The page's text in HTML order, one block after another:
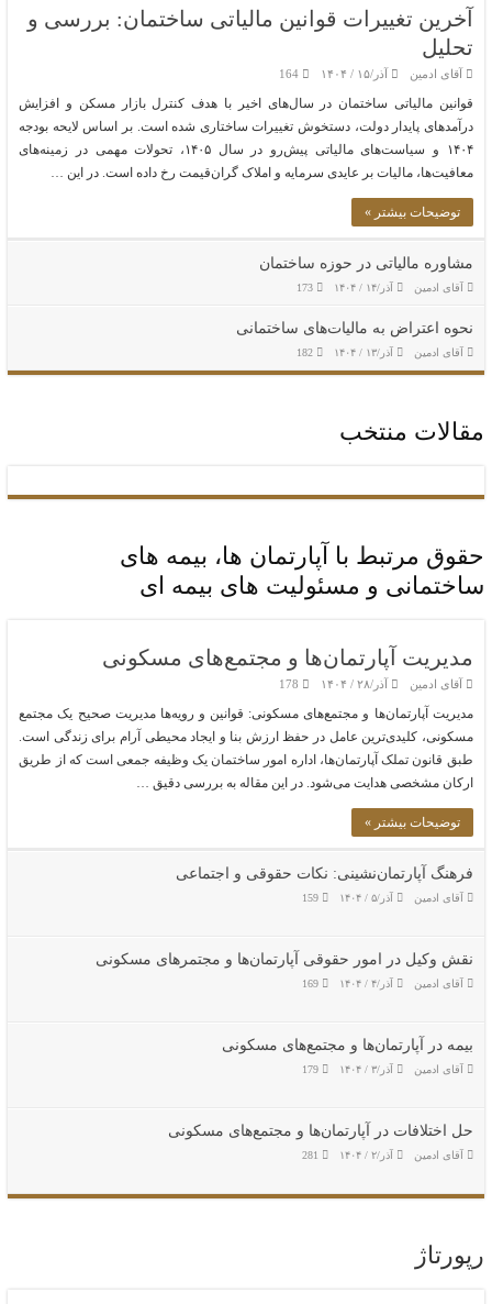
آخرین تغییرات قوانین مالیاتی ساختمان: بررسی و
تحلیل
آقای ادمین آذر/۱۵ / ۱۴۰۴ 164
قوانین مالیاتی ساختمان در سال‌های اخیر با هدف کنترل بازار مسکن و افزایش
درآمدهای پایدار دولت، دستخوش تغییرات ساختاری شده است. بر اساس لایحه بودجه
۱۴۰۴ و سیاست‌های مالیاتی پیش‌رو در سال ۱۴۰۵، تحولات مهمی در زمینه‌های
معافیت‌ها، مالیات بر عایدی سرمایه و املاک گران‌قیمت رخ داده است. در این …
توضیحات بیشتر »
مشاوره مالیاتی در حوزه ساختمان
آقای ادمین آذر/۱۴ / ۱۴۰۴ 173
نحوه اعتراض به مالیات‌های ساختمانی
آقای ادمین آذر/۱۳ / ۱۴۰۴ 182
مقالات منتخب
حقوق مرتبط با آپارتمان ها، بیمه های
ساختمانی و مسئولیت های بیمه ای
مدیریت آپارتمان‌ها و مجتمع‌های مسکونی
آقای ادمین آذر/۲۸ / ۱۴۰۴ 178
مدیریت آپارتمان‌ها و مجتمع‌های مسکونی: قوانین و رویه‌ها مدیریت صحیح یک مجتمع
مسکونی، کلیدی‌ترین عامل در حفظ ارزش بنا و ایجاد محیطی آرام برای زندگی است.
طبق قانون تملک آپارتمان‌ها، اداره امور ساختمان یک وظیفه جمعی است که از طریق
ارکان مشخصی هدایت می‌شود. در این مقاله به بررسی دقیق …
توضیحات بیشتر »
فرهنگ آپارتمان‌نشینی: نکات حقوقی و اجتماعی
آقای ادمین آذر/۵ / ۱۴۰۴ 159
نقش وکیل در امور حقوقی آپارتمان‌ها و مجتمر‌های مسکونی
آقای ادمین آذر/۴ / ۱۴۰۴ 169
بیمه در آپارتمان‌ها و مجتمع‌های مسکونی
آقای ادمین آذر/۳ / ۱۴۰۴ 179
حل اختلافات در آپارتمان‌ها و مجتمع‌های مسکونی
آقای ادمین آذر/۲ / ۱۴۰۴ 281
رپورتاژ